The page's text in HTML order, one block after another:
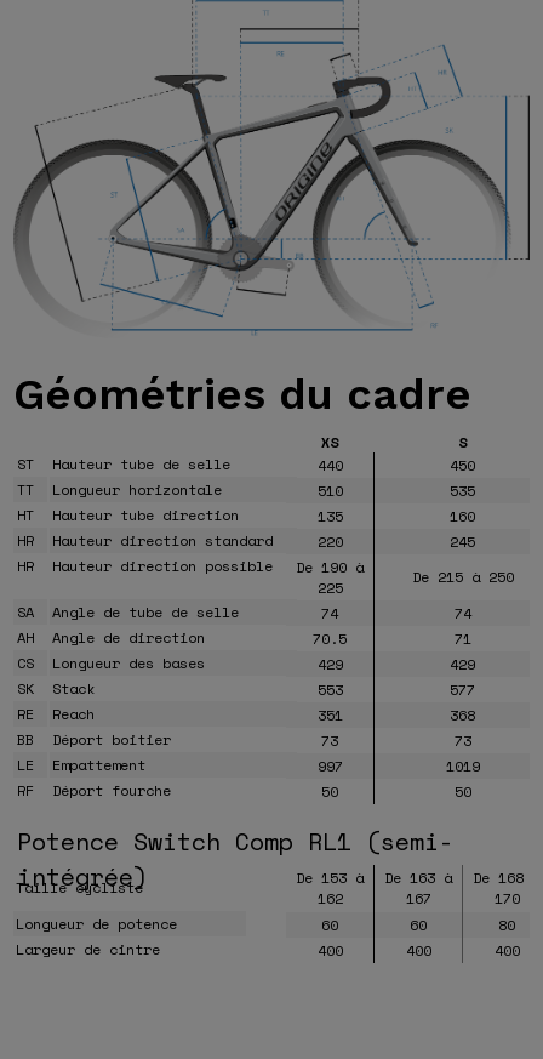
Géométries du cadre
XS
S
ST
Hauteur tube de selle 440
450
TT
Longueur horizontale 510
535
HT
Hauteur tube direction 135
160
HR
Hauteur direction standard 220
245
HR
Hauteur direction possible
De 190 à
225
De 215 à 250
SA
Angle de tube de selle 74
74
AH
Angle de direction 70.5
71
CS
Longueur des bases 429
429
SK
Stack 553
577
RE
Reach 351
368
BB
Déport boitier 73
73
LE
Empattement 997
1019
RF
Déport fourche 50 50
Potence Switch Comp RL1 (semi-
intégrée)
Taille cycliste
De 153 à
162
De 163 à
167
De 168 à
170
Longueur de potence
60 60
80
Largeur de cintre
400 400 400